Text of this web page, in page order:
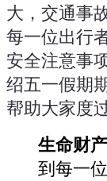
大，交通事
每一位出行
安全注意事
绍五一假期
帮助大家度
生命财
到每一